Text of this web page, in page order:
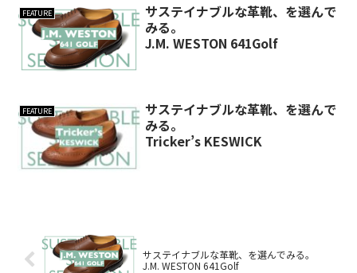
FEATURE
サステイナブルな革靴、を選んで
みる。
J.M. WESTON 641Golf
FEATURE
サステイナブルな革靴、を選んで
みる。
Tricker’s KESWICK
サステイナブルな革靴、を選んでみる。
J.M. WESTON 641Golf